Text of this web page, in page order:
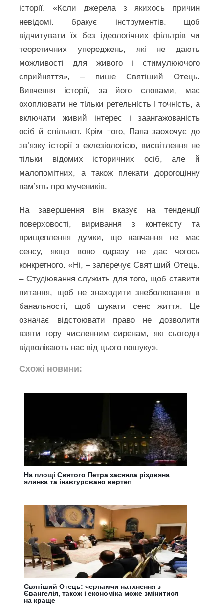
історії. «Коли джерела з якихось причин
невідомі, бракує інструментів, щоб
відчитувати їх без ідеологічних фільтрів чи
теоретичних упереджень, які не дають
можливості для живого і стимулюючого
сприйняття», – пише Святіший Отець.
Вивчення історії, за його словами, має
охоплювати не тільки ретельність і точність, а
включати живий інтерес і заангажованість
осіб й спільнот. Крім того, Папа заохочує до
зв’язку історії з еклезіологією, висвітлення не
тільки відомих історичних осіб, але й
малопомітних, а також плекати дорогоцінну
пам’ять про мучеників.
На завершення він вказує на тенденції
поверховості, виривання з контексту та
прищеплення думки, що навчання не має
сенсу, якщо воно одразу не дає чогось
конкретного. «Ні, – заперечує Святіший Отець.
– Студіювання служить для того, щоб ставити
питання, щоб не знаходити знеболювання в
банальності, щоб шукати сенс життя. Це
означає відстоювати право не дозволити
взяти гору численним сиренам, які сьогодні
відволікають нас від цього пошуку».
Схожі новини:
На площі Святого Петра засяяла різдвяна
ялинка та інавгуровано вертеп
Святіший Отець: черпаючи натхнення з
Євангелія, також і економіка може змінитися
на краще